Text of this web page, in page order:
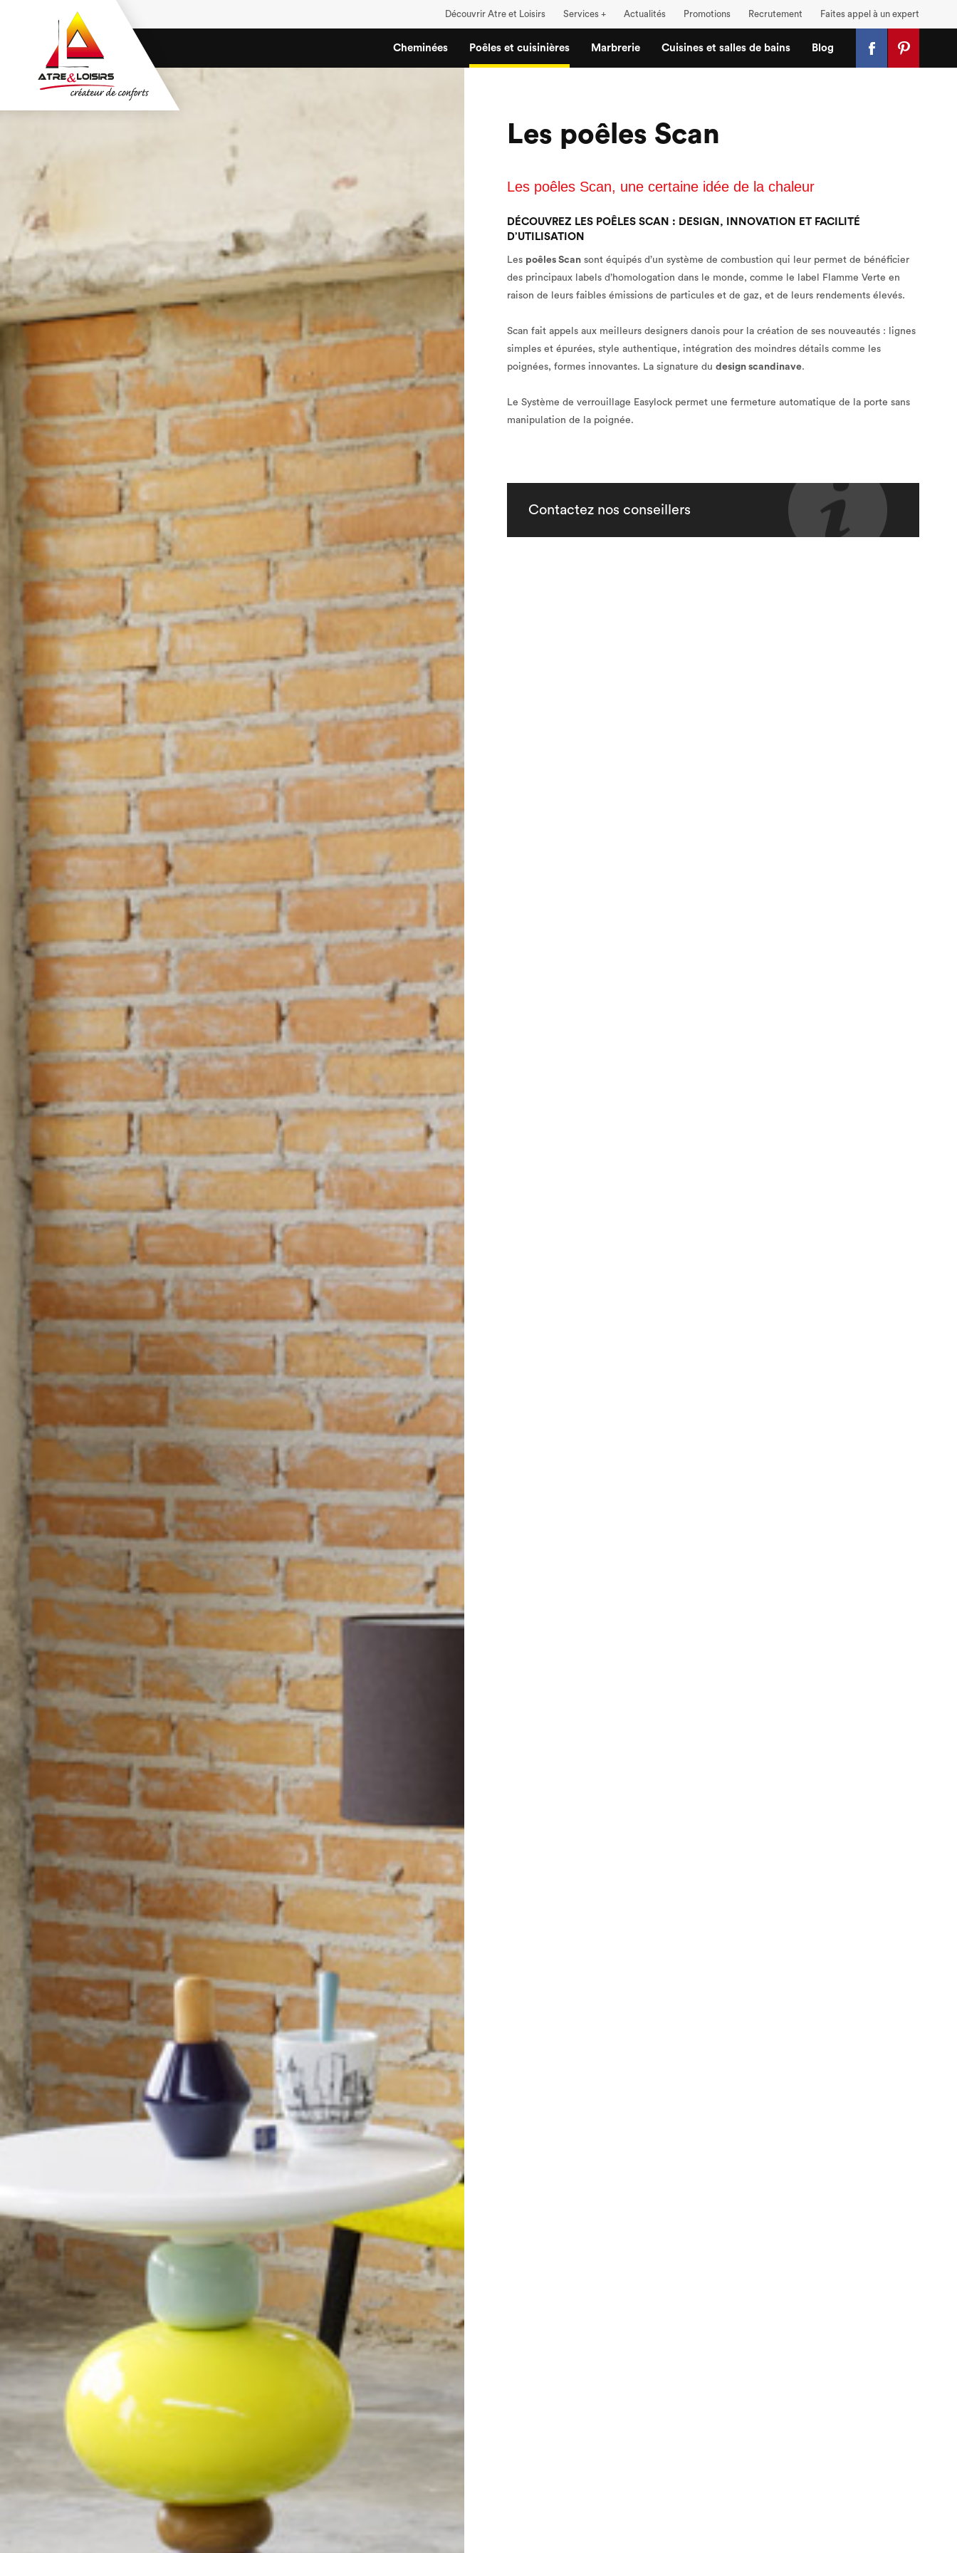
Découvrir Atre et Loisirs Services + Actualités Promotions Recrutement Faites appel à un expert
Cheminées Poêles et cuisinières Marbrerie Cuisines et salles de bains Blog
Les poêles Scan
Les poêles Scan, une certaine idée de la chaleur
DÉCOUVREZ LES POÊLES SCAN : DESIGN, INNOVATION ET FACILITÉ
D’UTILISATION
Les poêles Scansont équipés d’un système de combustion qui leur permet de bénéficier
des principaux labels d’homologation dans le monde, comme le label Flamme Verte en
raison de leurs faibles émissions de particules et de gaz, et de leurs rendements élevés.
Scan fait appels aux meilleurs designers danois pour la création de ses nouveautés : lignes
simples et épurées, style authentique, intégration des moindres détails comme les
poignées, formes innovantes. La signature du design scandinave.
Le Système de verrouillage Easylock permet une fermeture automatique de la porte sans
manipulation de la poignée.
Contactez nos conseillers